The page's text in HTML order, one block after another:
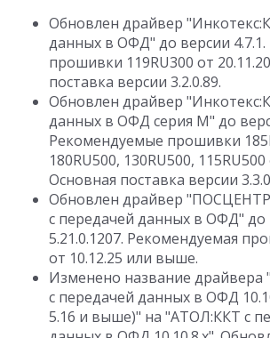
Обновлен драйвер
данных в ОФД" до версии
прошивки 119RU300 от
поставка версии 3.2.0.89.
Обновлен драйвер
данных в ОФД серия М" до
Рекомендуемые прошивки
180RU500, 130RU500, 115RU500
Основная поставка версии
Обновлен драйвер
с передачей данных в ОФД" до
5.21.0.1207. Рекомендуемая
от 10.12.25 или выше.
Изменено название
с передачей данных в ОФД
5.16 и выше)" на "АТОЛ:ККТ с